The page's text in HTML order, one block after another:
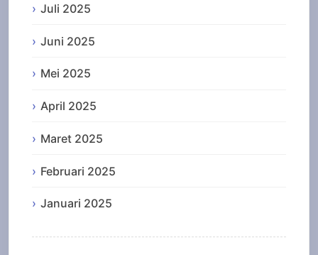
Juli 2025
Juni 2025
Mei 2025
April 2025
Maret 2025
Februari 2025
Januari 2025